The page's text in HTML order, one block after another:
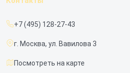
Срочный ремонт
Доставка и способы оплаты
Диагностика
+7 (495) 128-27-43
г. Москва, ул. Вавилова 3
Посмотреть на карте